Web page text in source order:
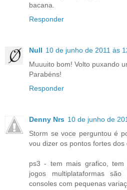
bacana.
Responder
Null 10 de junho de 2011 às
Muuuito bom! Volto puxando
Parabéns!
Responder
Denny Nrs 10 de junho de
Storm se voce perguntou é
vou dizer os pontos fortes dos
ps3 - tem mais grafico,
jogos multiplataformas
consoles com pequenas